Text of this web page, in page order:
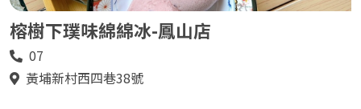
榕樹下璞味綿綿冰-鳳山店
電
07
地黃埔新村西四巷38號